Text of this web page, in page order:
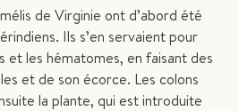
de Virginie ont d’abord été
Ils s’en servaient pour
les hématomes, en faisant des
et de son écorce. Les colons
la plante, qui est introduite